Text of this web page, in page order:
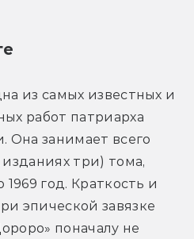
из самых известных и
работ патриарха
Она занимает всего
три) тома,
год. Краткость и
эпической завязке
поначалу не